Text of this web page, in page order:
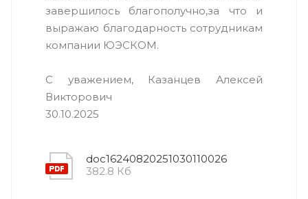
завершилось благополучно,за что и
выражаю благодарность сотрудникам
компании ЮЭСКОМ.
С уважением, Казанцев Алексей
Викторович
30.10.2025
doc16240820251030110026
382.8 Кб